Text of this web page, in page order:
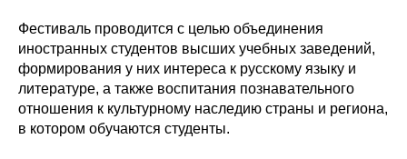
Фестиваль проводится с целью объединения
иностранных студентов высших учебных заведений,
формирования у них интереса к русскому языку и
литературе, а также воспитания познавательного
отношения к культурному наследию страны и региона,
в котором обучаются студенты.